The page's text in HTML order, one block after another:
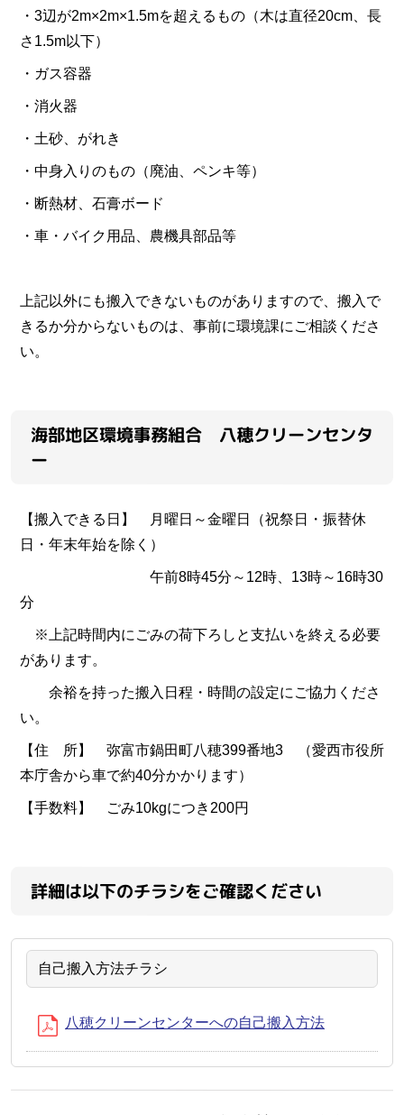
・3辺が2m×2m×1.5mを超えるもの（木は直径20cm、長
さ1.5m以下）
・ガス容器
・消火器
・土砂、がれき
・中身入りのもの（廃油、ペンキ等）
・断熱材、石膏ボード
・車・バイク用品、農機具部品等
上記以外にも搬入できないものがありますので、搬入で
きるか分からないものは、事前に環境課にご相談くださ
い。
海部地区環境事務組合 八穂クリーンセンタ
ー
【搬入できる日】 月曜日～金曜日（祝祭日・振替休
日・年末年始を除く）
午前8時45分～12時、13時～16時30
分
※上記時間内にごみの荷下ろしと支払いを終える必要
があります。
余裕を持った搬入日程・時間の設定にご協力くださ
い。
【住 所】 弥富市鍋田町八穂399番地3 （愛西市役所
本庁舎から車で約40分かかります）
【手数料】 ごみ10kgにつき200円
詳細は以下のチラシをご確認ください
自己搬入方法チラシ
八穂クリーンセンターへの自己搬入方法